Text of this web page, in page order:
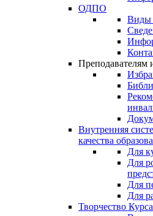
ОДПО
Виды
Преподавателям
Внутренняя
качества
Для
Для
Для
Для
Творчество